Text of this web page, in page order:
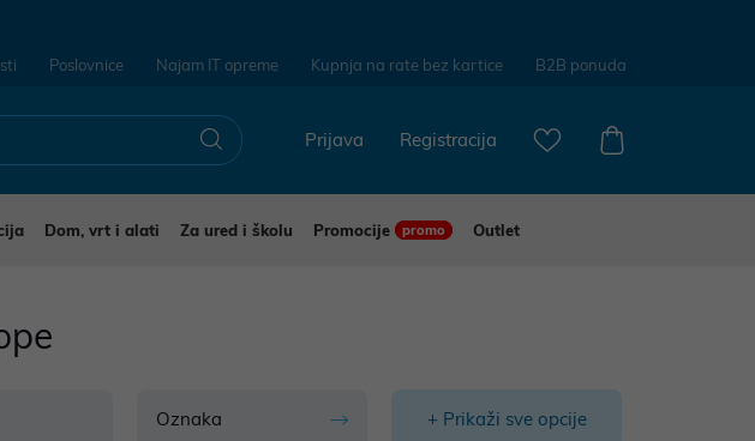
Poslovnice Najam IT opreme Kupnja na rate bez kartice B2B ponuda
Registracija
Prijava
Dom, vrt i alati Za ured i školu Promocije promo
Outlet
Oznaka + Prikaži sve opcije